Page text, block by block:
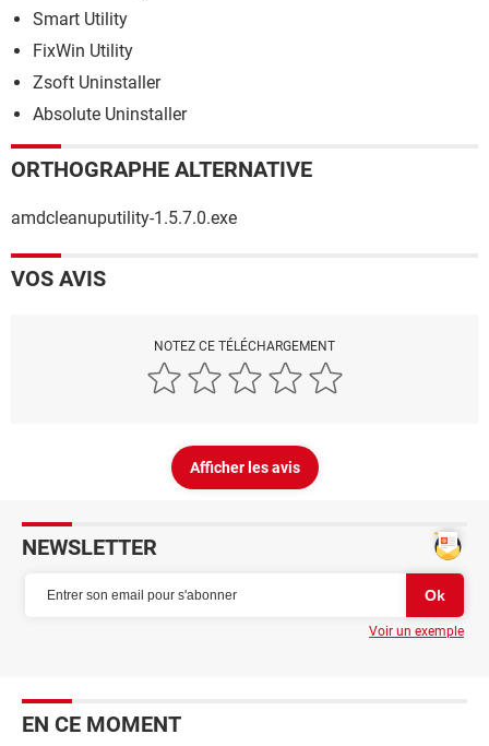
Smart Utility
FixWin Utility
Zsoft Uninstaller
Absolute Uninstaller
ORTHOGRAPHE ALTERNATIVE
amdcleanuputility-1.5.7.0.exe
VOS AVIS
NOTEZ CE TÉLÉCHARGEMENT
Afficher les avis
NEWSLETTER
Voir un exemple
EN CE MOMENT